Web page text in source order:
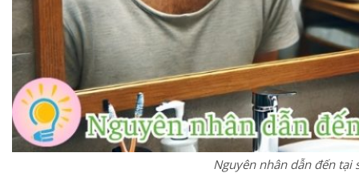
Nguyên nhân dẫn đến tại